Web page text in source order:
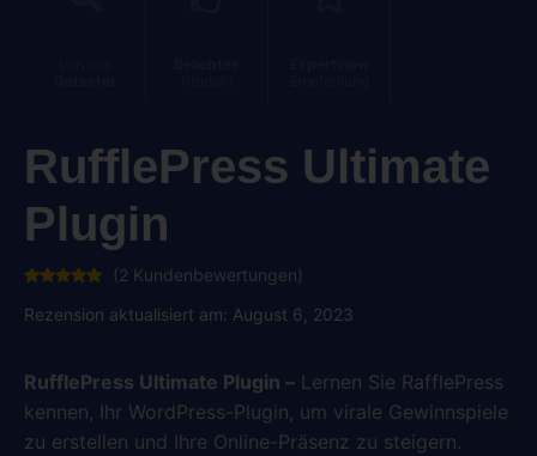
RufflePress Ultimate
Plugin
mit5.00
von 5,
(2 Kundenbewertungen)
Rezension aktualisiert am: August 6, 2023
RufflePress Ultimate Plugin – Lernen Sie RafflePress
kennen, Ihr WordPress-Plugin, um virale Gewinnspiele
zu erstellen und Ihre Online-Präsenz zu steigern.